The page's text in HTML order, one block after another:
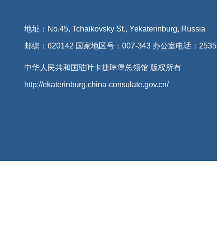
地址：No.45, Tchaikovsky St., Yekaterinburg, Russia
邮编：620142 国家地区号：007-343 办公室电话：
中华人民共和国驻叶卡捷琳堡总领馆 版权所有
http://ekaterinburg.china-consulate.gov.cn/